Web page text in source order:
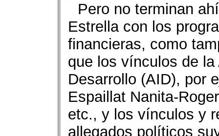
Pero no terminan
Estrella con los
financieras, como
que los vínculos de
Desarrollo (AID), por
Espaillat Nanita-
etc., y los vínculos y
allegados políticos